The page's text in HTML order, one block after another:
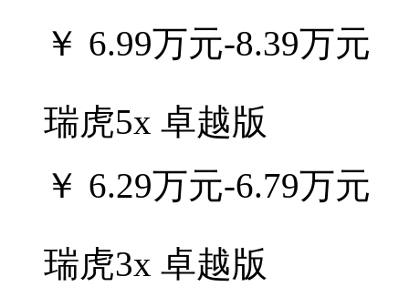
￥ 6.99万元-8.39万元
瑞虎5x 卓越版
￥ 6.29万元-6.79万元
瑞虎3x 卓越版